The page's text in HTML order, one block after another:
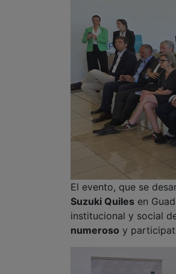
El evento, que se
Suzuki Quiles en
institucional y social
numeroso y